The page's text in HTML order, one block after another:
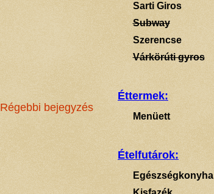
Régebbi bejegyzés
Sarti Giros
Subway
Szerencse
Várkörúti gyros
Éttermek:
Menüett
Ételfutárok:
Egészségkonyha